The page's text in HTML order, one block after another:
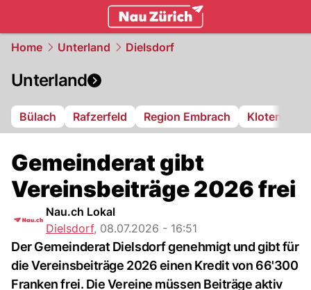
Home Unterland Dielsdorf
Unterland
Bülach Rafzerfeld Region Embrach Kloten
Gemeinderat gibt
Vereinsbeiträge 2026 frei
Nau.ch Lokal
Dielsdorf, 08.07.2026 - 16:51
Der Gemeinderat Dielsdorf genehmigt und gibt für
die Vereinsbeiträge 2026 einen Kredit von 66'300
Franken frei. Die Vereine müssen Beiträge aktiv